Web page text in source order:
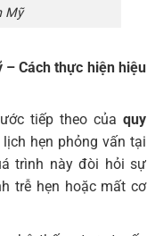
Mỹ
Cách thực hiện hiệu
tiếp theo của quy
hẹn phỏng vấn tại
trình này đòi hỏi sự
trễ hẹn hoặc mất cơ